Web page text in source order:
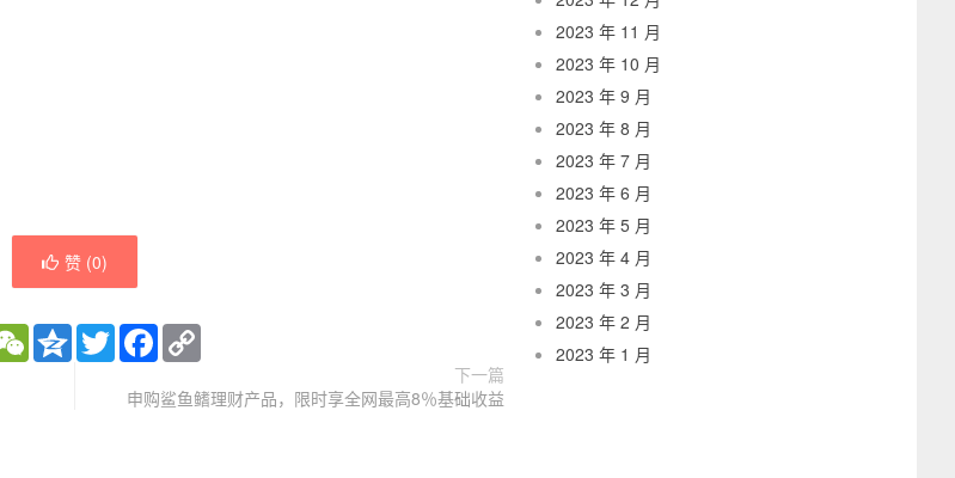
赞 (0)
WeChatQzoneTwitterFacebook
下一篇
申购鲨鱼鳍理财产品，限时享全网最高8％基础收益
2023 年 11 月
2023 年 10 月
2023 年 9 月
2023 年 8 月
2023 年 7 月
2023 年 6 月
2023 年 5 月
2023 年 4 月
2023 年 3 月
2023 年 2 月
2023 年 1 月